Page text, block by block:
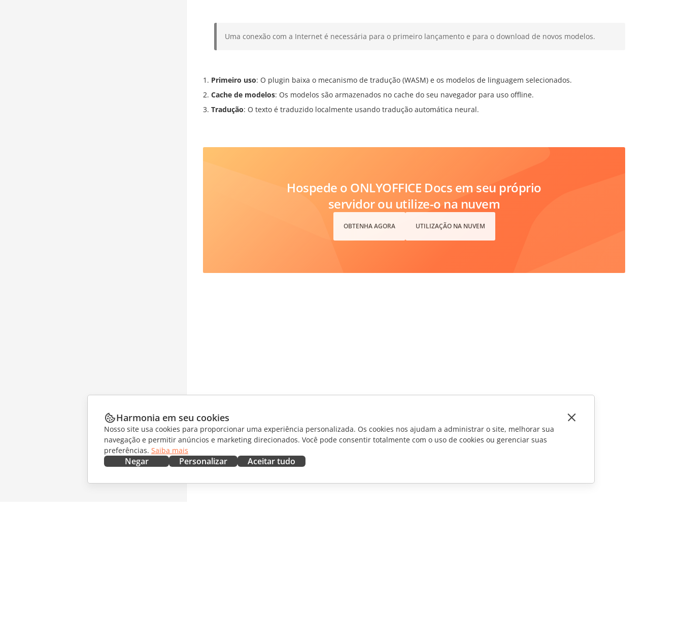
Uma conexão com a Internet é necessária para o primeiro lançamento e para o download de novos modelos.
Primeiro uso: O plugin baixa o mecanismo de tradução (WASM) e os modelos de linguagem selecionados.
Cache de modelos: Os modelos são armazenados no cache do seu navegador para uso offline.
Tradução: O texto é traduzido localmente usando tradução automática neural.
Hospede o ONLYOFFICE Docs em seu próprio
servidor ou utilize-o na nuvem
OBTENHA AGORA UTILIZAÇÃO NA NUVEM
Harmonia em seu cookies
Nosso site usa cookies para proporcionar uma experiência personalizada. Os cookies nos ajudam a administrar o site, melhorar sua
navegação e permitir anúncios e marketing direcionados. Você pode consentir totalmente com o uso de cookies ou gerenciar suas
preferências. Saiba mais
Negar Personalizar Aceitar tudo